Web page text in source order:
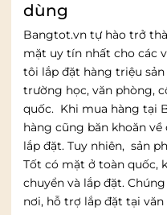
dùng
Bangtot.vn tự hào trở
mặt uy tín nhất cho các
tôi lắp đặt hàng triệu
trường học, văn phòng,
quốc. Khi mua hàng tại
hàng cũng băn khoăn
lắp đặt. Tuy nhiên, sản
Tốt có mặt ở toàn quốc,
chuyển và lắp đặt.
nơi, hỗ trợ lắp đặt tại văn